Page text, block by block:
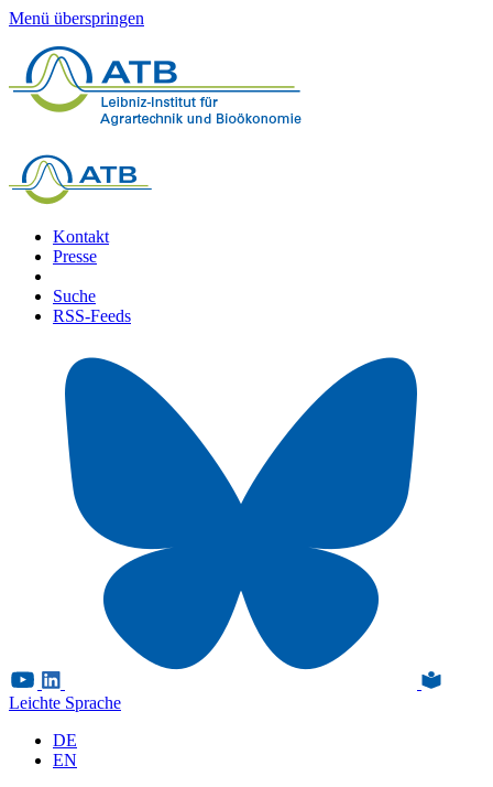
Menü überspringen
Kontakt
Presse
Suche
RSS-Feeds
Leichte Sprache
DE
EN